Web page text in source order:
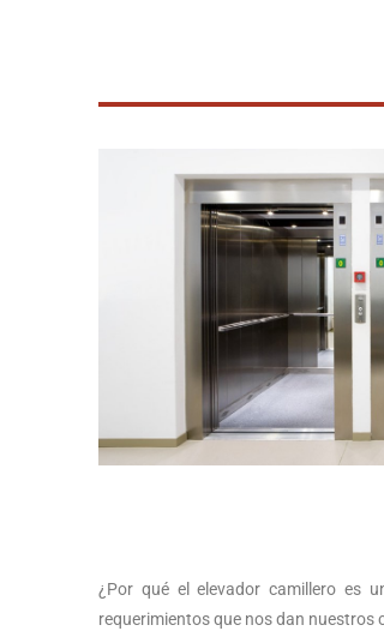
¿Por qué el elevador camillero es
requerimientos que nos dan nuestros